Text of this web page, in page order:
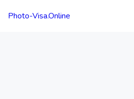
Photo-Visa.Online